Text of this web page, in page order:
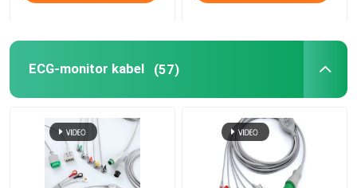
ECG-monitor kabel (57)